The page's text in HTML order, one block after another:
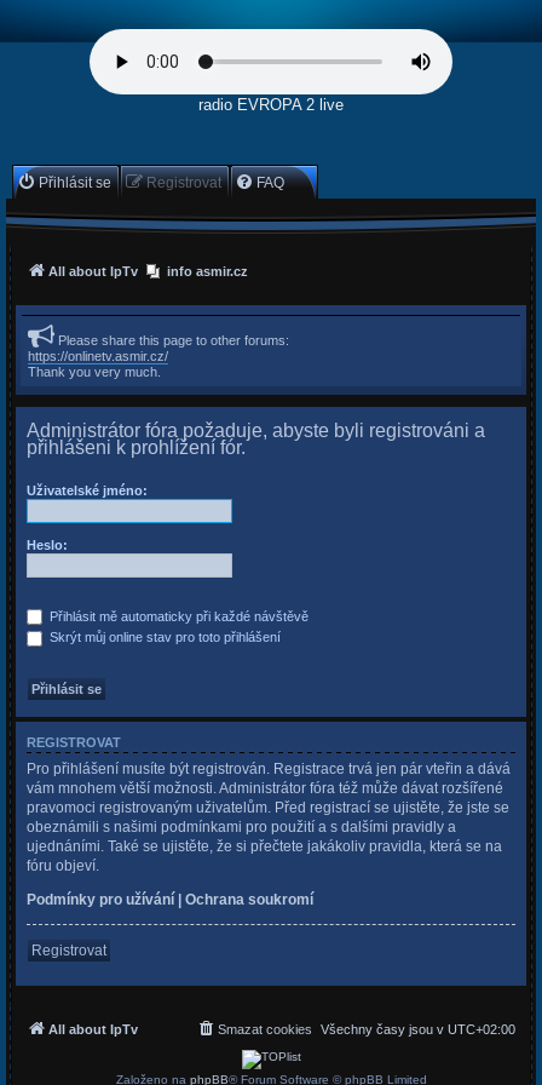
radio EVROPA 2 live
Přihlásit se Registrovat FAQ
All about IpTv info asmir.cz
Please share this page to other forums:
https://onlinetv.asmir.cz/
Thank you very much.
Administrátor fóra požaduje, abyste byli registrováni a
přihlášeni k prohlížení fór.
Uživatelské jméno:
Heslo:
Přihlásit mě automaticky při každé návštěvě
Skrýt můj online stav pro toto přihlášení
REGISTROVAT
Pro přihlášení musíte být registrován. Registrace trvá jen pár vteřin a dává
vám mnohem větší možnosti. Administrátor fóra též může dávat rozšířené
pravomoci registrovaným uživatelům. Před registrací se ujistěte, že jste se
obeznámili s našimi podmínkami pro použití a s dalšími pravidly a
ujednáními. Také se ujistěte, že si přečtete jakákoliv pravidla, která se na
fóru objeví.
Podmínky pro užívání
Ochrana soukromí
Registrovat
All about IpTv Všechny časy jsou v UTC+02:00
Smazat cookies
Založeno na phpBB® Forum Software © phpBB Limited